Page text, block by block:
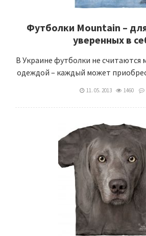
Футболки Mountain –
уверенных в
В Украине футболки не считаются
одеждой – каждый может
11. 05. 2013 1460